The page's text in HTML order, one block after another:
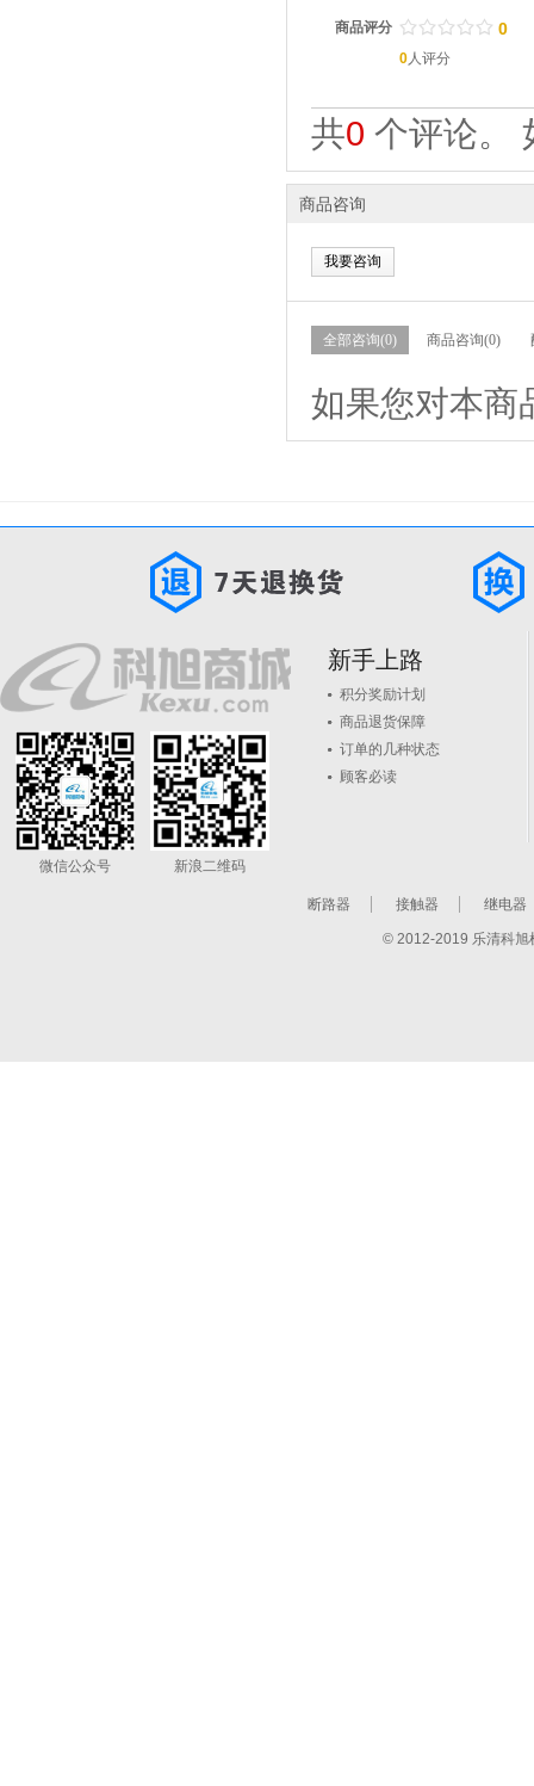
商品评分 / / / / /
. . . . . 0
0人评分
共0 个评论。
商品咨询
我要咨询
全部咨询(0) 商品咨询(0)
如果您对本商
微信公众号 新浪二维码
新手上路
积分奖励计划
商品退货保障
订单的几种状态
顾客必读
断路器 接触器 继电器
© 2012-2019 乐清科旭